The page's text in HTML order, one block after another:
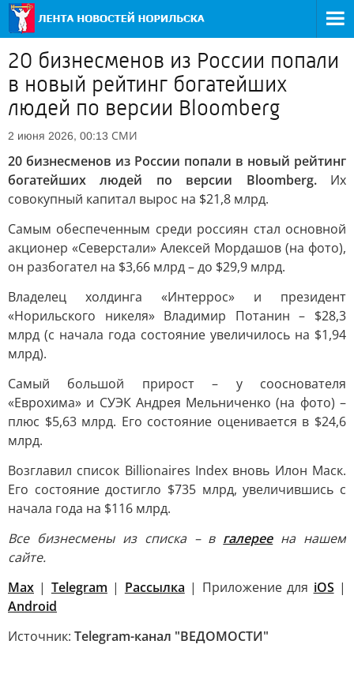
20 бизнесменов из России попали
в новый рейтинг богатейших
людей по версии Bloomberg
2 июня 2026, 00:13 СМИ
20 бизнесменов из России попали в новый рейтинг
богатейших людей по версии Bloomberg. Их
совокупный капитал вырос на $21,8 млрд.
Самым обеспеченным среди россиян стал основной
акционер «Северстали» Алексей Мордашов (на фото),
он разбогател на $3,66 млрд – до $29,9 млрд.
Владелец холдинга «Интеррос» и президент
«Норильского никеля» Владимир Потанин – $28,3
млрд (с начала года состояние увеличилось на $1,94
млрд).
Самый большой прирост – у сооснователя
«Еврохима» и СУЭК Андрея Мельниченко (на фото) –
плюс $5,63 млрд. Его состояние оценивается в $24,6
млрд.
Возглавил список Billionaires Index вновь Илон Маск.
Его состояние достигло $735 млрд, увеличившись с
начала года на $116 млрд.
Все бизнесмены из списка – в галереена нашем
сайте.
Max | Telegram | Рассылка | Приложение для iOS |
Android
Источник: Telegram-канал "ВЕДОМОСТИ"